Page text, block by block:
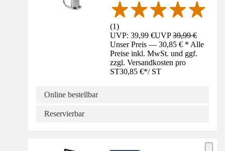
(1)
UVP: 39,99 €UVP39,99 €
Unser Preis — 30,85 € * Alle
Preise inkl. MwSt. und ggf.
zzgl. Versandkosten pro
ST30,85 €*/ ST
Online bestellbar
Reservierbar